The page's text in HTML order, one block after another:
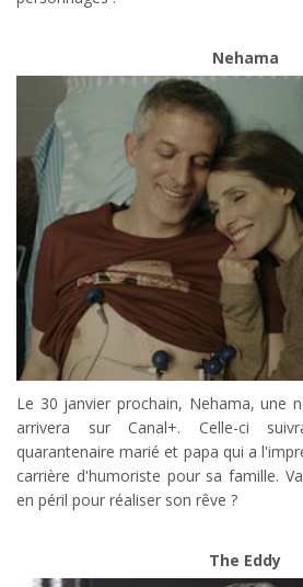
Nehama
Le 30 janvier prochain, Nehama, une
arrivera sur Canal+. Celle-ci
quarantenaire marié et papa qui a
carrière d'humoriste pour sa famille.
en péril pour réaliser son rêve ?
The Eddy